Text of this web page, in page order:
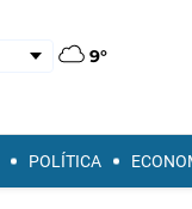
9°
POLÍTICA